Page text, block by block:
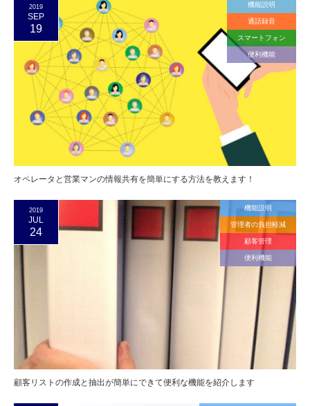
2019
SEP
19
機能説明
通話録音
スマートフォン
便利機能
オペレータと営業マンの情報共有を簡単にする方法を教えます！
2019
JUL
24
機能説明
管理者の負担軽減
顧客管理
便利機能
顧客リストの作成と抽出が簡単にできて便利な機能を紹介します